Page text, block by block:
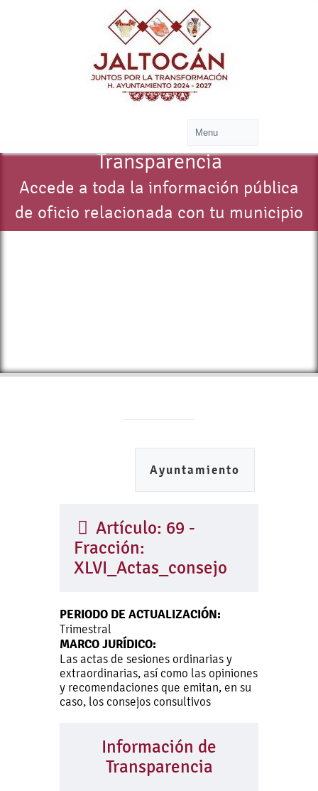
Transparencia
Accede a toda la información pública
de oficio relacionada con tu municipio
Ayuntamiento
Artículo: 69 -
Fracción:
XLVI_Actas_consejo
PERIODO DE ACTUALIZACIÓN:
Trimestral
MARCO JURÍDICO:
Las actas de sesiones ordinarias y
extraordinarias, así como las opiniones
y recomendaciones que emitan, en su
caso, los consejos consultivos
Información de
Transparencia